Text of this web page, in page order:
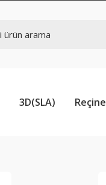
3D(SLA) Reçine